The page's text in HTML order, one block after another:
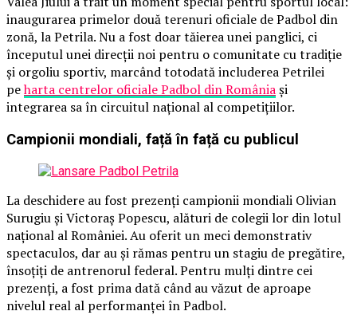
inaugurarea primelor două terenuri oficiale de Padbol din
zonă, la Petrila. Nu a fost doar tăierea unei panglici, ci
începutul unei direcții noi pentru o comunitate cu tradiție
și orgoliu sportiv, marcând totodată includerea Petrilei
peharta centrelor oficiale Padbol din Româniași
integrarea sa în circuitul național al competițiilor.
Campionii mondiali, față în față cu publicul
La deschidere au fost prezenți campionii mondiali Olivian
Surugiu și Victoraș Popescu, alături de colegii lor din lotul
național al României. Au oferit un meci demonstrativ
spectaculos, dar au și rămas pentru un stagiu de pregătire,
însoțiți de antrenorul federal. Pentru mulți dintre cei
prezenți, a fost prima dată când au văzut de aproape
nivelul real al performanței în Padbol.